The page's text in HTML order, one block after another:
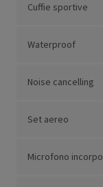
Cuffie sportive
Waterproof
Noise cancelling
Set aereo
Microfono